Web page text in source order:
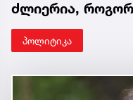
ძლიერია,
პოლიტიკა